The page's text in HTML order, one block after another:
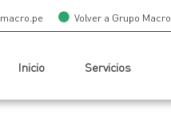
Volver a Grupo Macro
Inicio Servicios